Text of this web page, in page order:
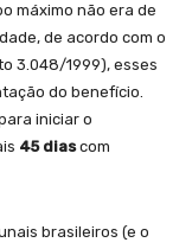
máximo não era de
de acordo com o
3.048/1999), esses
do benefício.
iniciar o
45 diascom
brasileiros (e o